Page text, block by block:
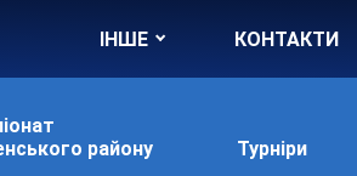
ІНШЕ КОНТАКТИ
району
Турніри